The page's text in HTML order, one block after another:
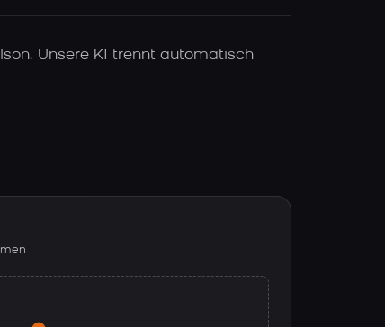
Unsere KI trennt automatisch